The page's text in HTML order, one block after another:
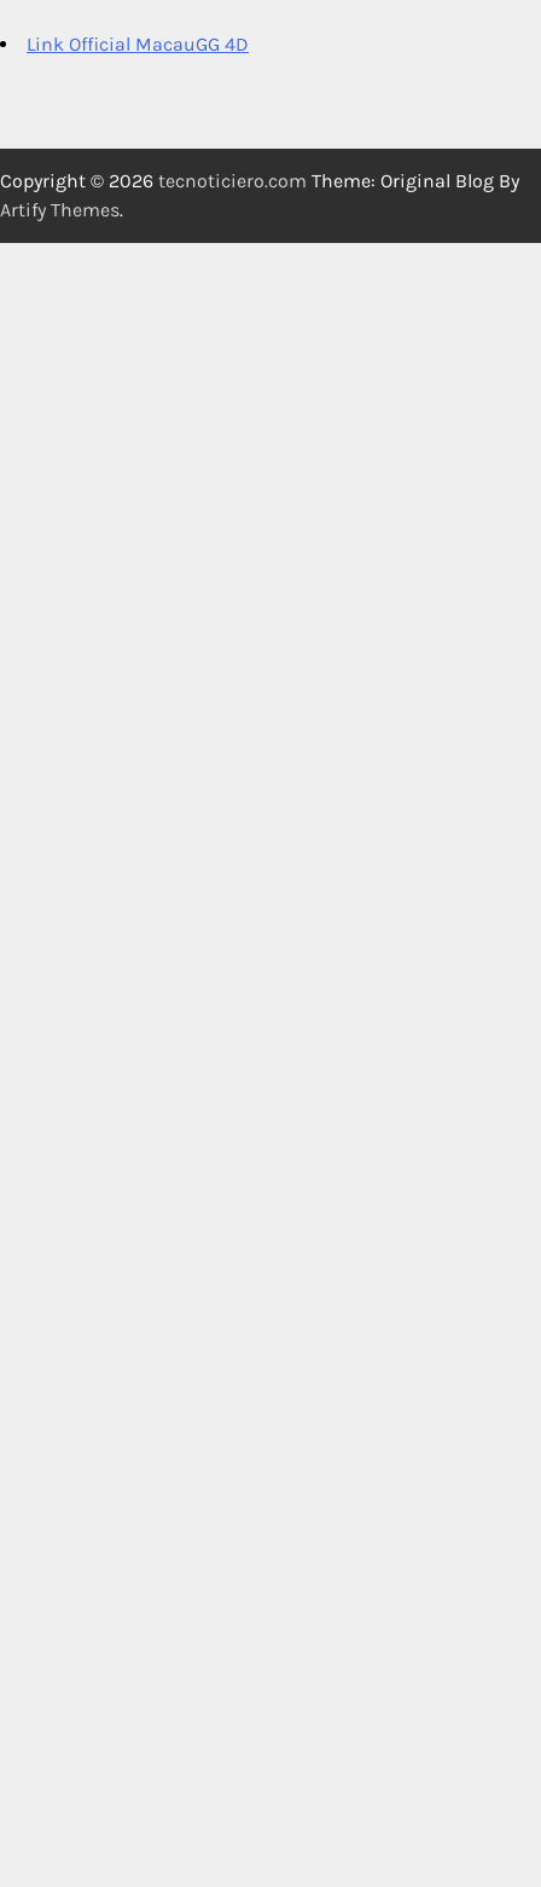
Link Official MacauGG 4D
Copyright © 2026 tecnoticiero.com Theme: Original Blog By
Artify Themes.